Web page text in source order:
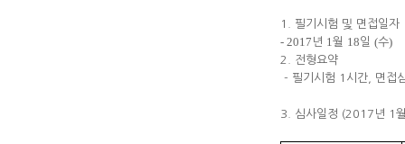
1. 필기시험 및 면접일자
- 2017 년 1월 18일 (수)
2. 전형요약
- 필기시험 1시간, 면접
3. 심사일정 (2017년 1